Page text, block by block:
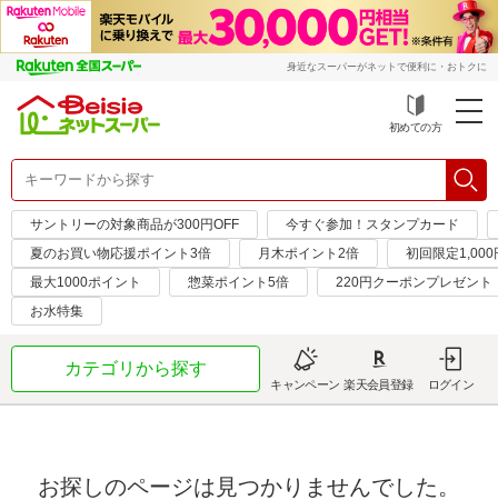
身近なスーパーがネットで便利に・おトクに
初めての方
サントリーの対象商品が300円OFF
今すぐ参加！スタンプカード
夏のお買い物応援ポイント3倍
月木ポイント2倍
初回限定1,000
最大1000ポイント
惣菜ポイント5倍
220円クーポンプレゼント
お水特集
カテゴリから探す
キャンペーン 楽天会員登録 ログイン
お探しのページは見つかりませんでした。